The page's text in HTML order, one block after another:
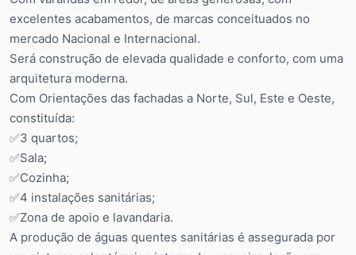
excelentes acabamentos, de marcas conceituados no
mercado Nacional e Internacional.
Será construção de elevada qualidade e conforto, com uma
arquitetura moderna.
Com Orientações das fachadas a Norte, Sul, Este e Oeste,
constituída:
✅3 quartos;
✅Sala;
✅Cozinha;
✅4 instalações sanitárias;
✅Zona de apoio e lavandaria.
A produção de águas quentes sanitárias é assegurada por